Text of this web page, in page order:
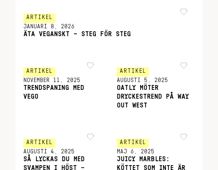
ARTIKEL
JANUARI 8, 2026
ÄTA VEGANSKT – STEG FÖR STEG
ARTIKEL
NOVEMBER 11, 2025
TRENDSPANING MED
VEGO
ARTIKEL
AUGUSTI 5, 2025
OATLY MÖTER
DRYCKESTREND PÅ WAY
OUT WEST
ARTIKEL
AUGUSTI 4, 2025
SÅ LYCKAS DU MED
SVAMPEN I HÖST –
ARTIKEL
MAJ 6, 2025
JUICY MARBLES:
KÖTTET SOM INTE ÄR